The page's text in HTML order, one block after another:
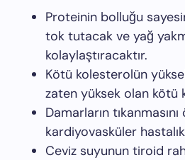
Proteinin bolluğu
tok tutacak ve yağ
kolaylaştıracaktır.
Kötü kolesterolün
zaten yüksek olan kötü
Damarların
kardiyovasküler
Ceviz suyunun tiroid